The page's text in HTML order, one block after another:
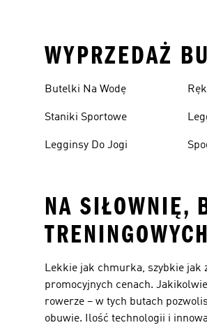
WYPRZEDAŻ
Butelki Na Wodę
Staniki Sportowe
Legginsy Do Jogi
NA SIŁOWNIĘ,
Lekkie jak chmurka, szybkie jak
promocyjnych cenach.
rowerze – w tych butach
obuwie. Ilość technologii i